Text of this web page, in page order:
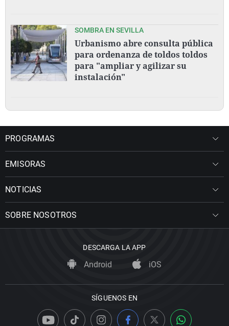
SOMBRA EN SEVILLA
Urbanismo abre consulta pública
para ordenanza de toldos toldos
para "ampliar y agilizar su
instalación"
PROGRAMAS
EMISORAS
NOTICIAS
SOBRE NOSOTROS
DESCARGA LA APP
Android iOS
SÍGUENOS EN